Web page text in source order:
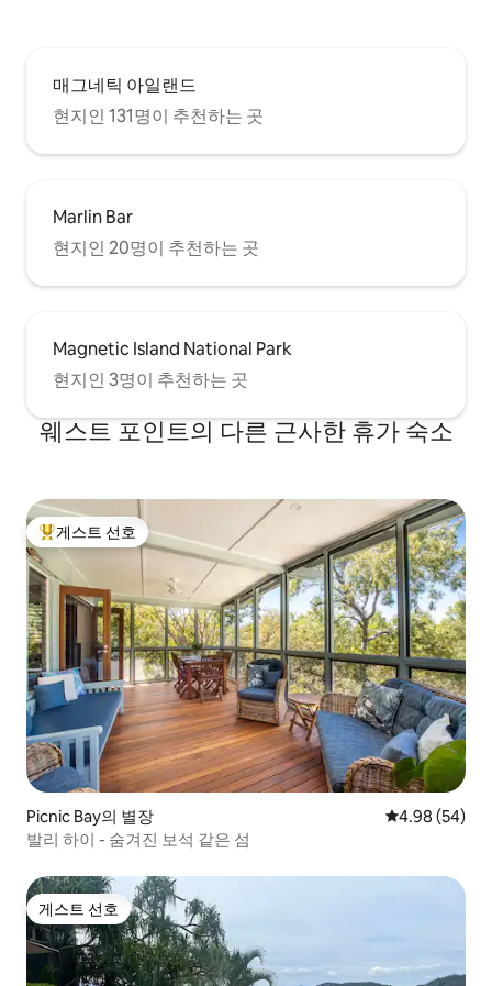
매그네틱 아일랜드
현지인 131명이 추천하는 곳
Marlin Bar
현지인 20명이 추천하는 곳
Magnetic Island National Park
현지인 3명이 추천하는 곳
웨스트 포인트의 다른 근사한 휴가 숙소
상위 게스트 선호
게스트 선호
Picnic Bay의 별장 평점 4.98점(5
4.98 (54)
발리 하이 - 숨겨진 보석 같은 섬
게스트 선호
게스트 선호